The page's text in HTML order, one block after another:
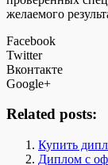
желаемого
Facebook
Twitter
Вконтакте
Google+
Related posts:
Купить
Диплом с